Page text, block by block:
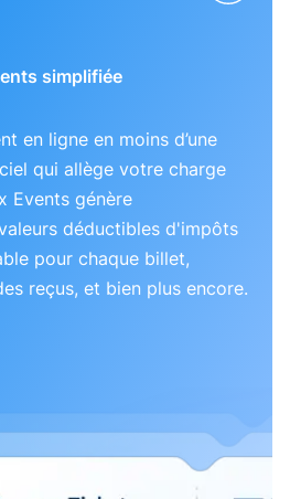
simplifiée
en ligne en moins d’une
qui allège votre charge
Events génère
déductibles d'impôts
pour chaque billet,
reçus, et bien plus encore.